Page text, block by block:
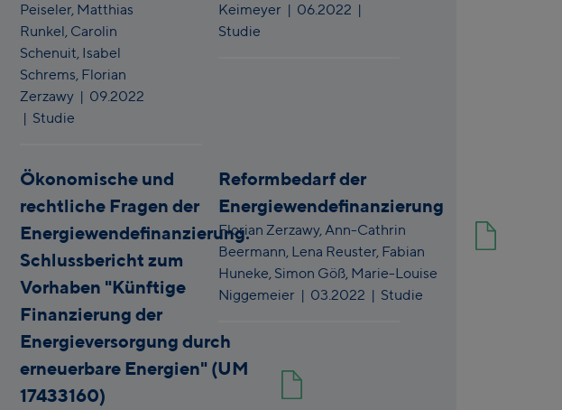
Peiseler, Matthias
Runkel, Carolin
Schenuit, Isabel
Schrems, Florian
Zerzawy | 09.2022
| Studie
Keimeyer| 06.2022 |
Studie
Ökonomische und
rechtliche Fragen der
Energiewendefinanzierung.
Schlussbericht zum
Vorhaben "Künftige
Finanzierung der
Energieversorgung durch
erneuerbare Energien" (UM
17433160)
Reformbedarf der
Energiewendefinanzierung
Florian Zerzawy,Ann-Cathrin
Beermann, Lena Reuster, Fabian
Huneke, Simon Göß, Marie-Louise
Niggemeier| 03.2022 | Studie